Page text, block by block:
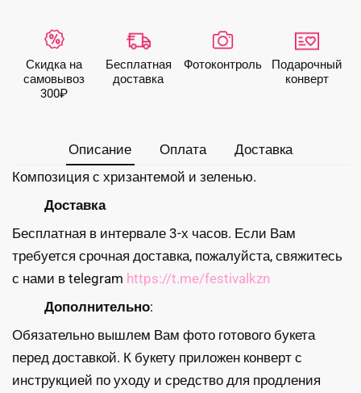
Скидка на
самовывоз
300₽
Бесплатная
доставка
Фото­контроль
Подарочный
конверт
Описание Оплата
Доставка
Композиция с хризантемой и зеленью.
Доставка
Бесплатная в интервале 3-х часов. Если Вам
требуется срочная доставка, пожалуйста, свяжитесь
с нами в telegram https://t.me/festivalkzn
Дополнительно:
Обязательно вышлем Вам фото готового букета
перед доставкой. К букету приложен конверт с
инструкцией по уходу и средство для продления